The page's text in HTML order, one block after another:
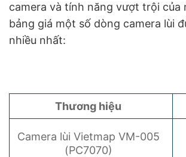
camera và tính năng vượt trội của
bảng giá một số dòng camera lùi
nhiều nhất:
Thương hiệu
Camera lùi Vietmap VM-005
(PC7070)